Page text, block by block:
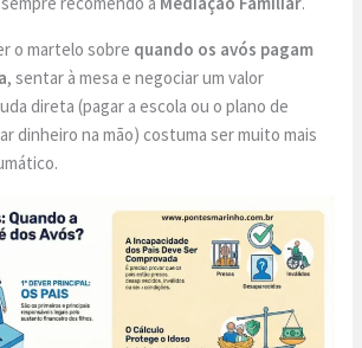
o martelo sobre quando os avós pagam
, sentar à mesa e negociar um valor
direta (pagar a escola ou o plano de
dinheiro na mão) costuma ser muito mais